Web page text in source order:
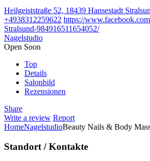
Heilgeiststraße 52, 18439 Hansestadt
+4938312259622 https://
Stralsund-984916511654052/
Nagelstudio
Open Soon
Top
Details
Salonbild
Rezensionen
Share
Write a review Report
HomeNagelstudioBeauty Nails & Body
Standort / Kontakte